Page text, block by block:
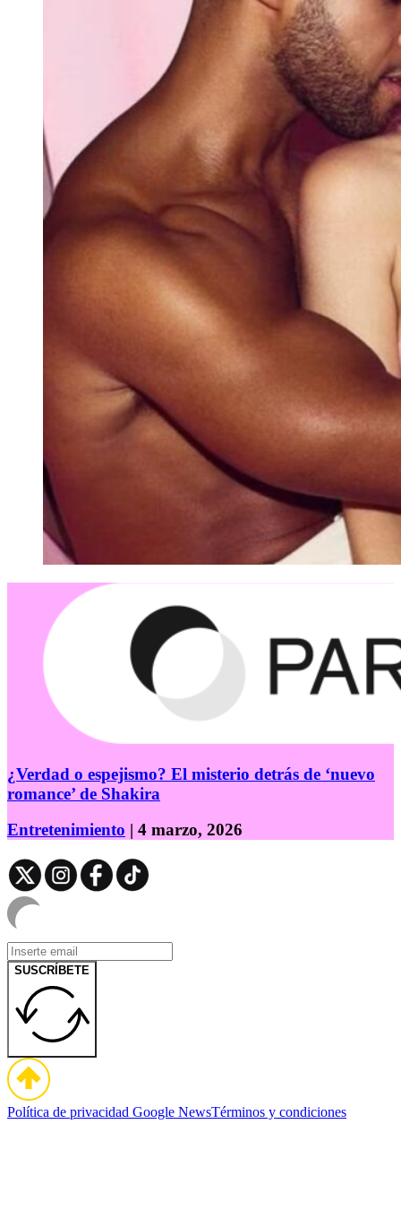
¿Verdad o espejismo? El misterio detrás de ‘nuevo
romance’ de Shakira
Entretenimiento | 4 marzo, 2026
SUSCRÍBETE
Política de privacidad Google NewsTérminos y condiciones